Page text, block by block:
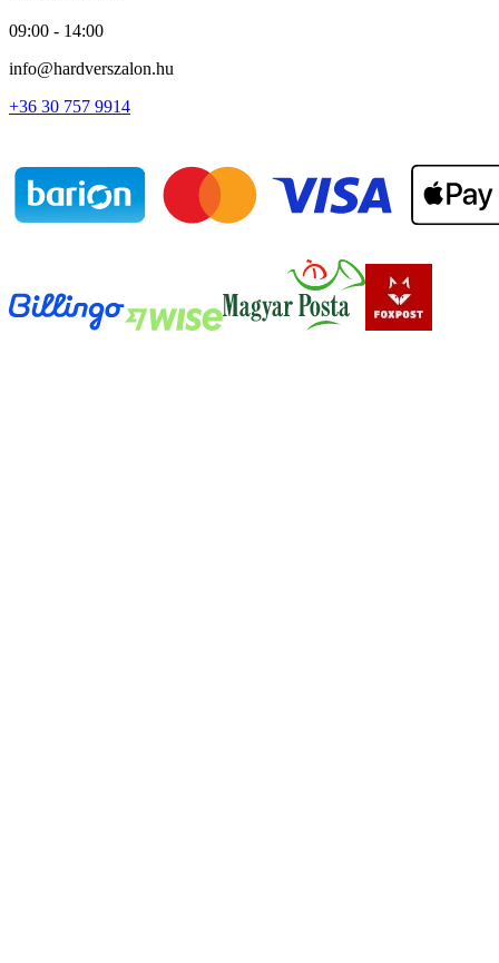
09:00 - 14:00
info@hardverszalon.hu
+36 30 757 9914